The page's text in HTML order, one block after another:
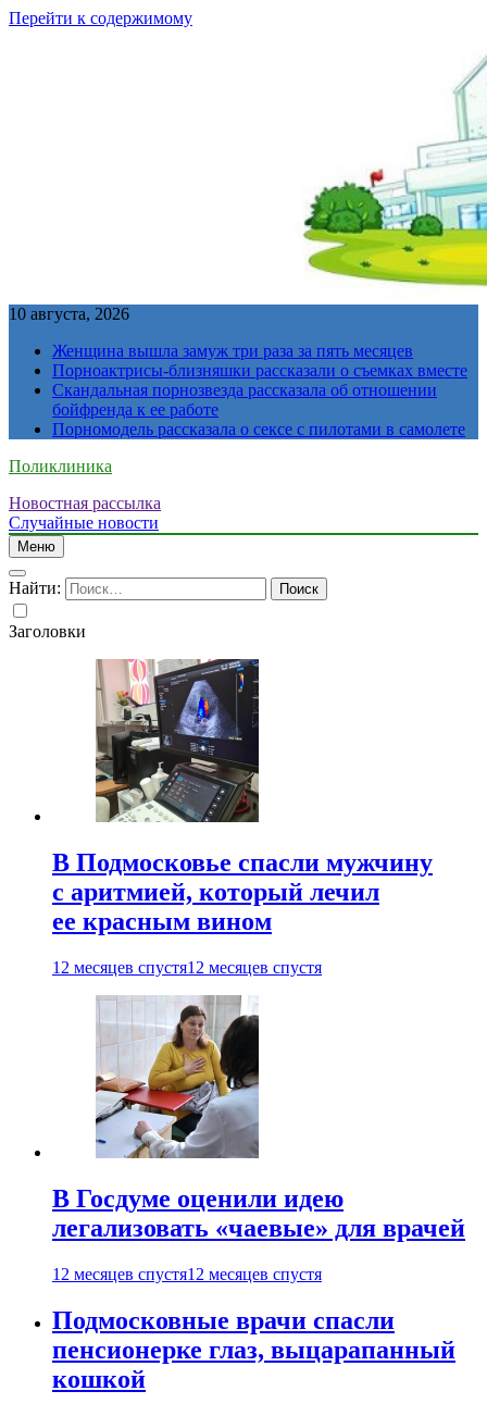
Перейти к содержимому
10 августа, 2026
Женщина вышла замуж три раза за пять месяцев
Порноактрисы-близняшки рассказали о съемках вместе
Скандальная порнозвезда рассказала об отношении
бойфренда к ее работе
Порномодель рассказала о сексе с пилотами в самолете
Поликлиника
Новостная рассылка
Случайные новости
Меню
Найти:
Заголовки
В Подмосковье спасли мужчину
с аритмией, который лечил
ее красным вином
12 месяцев спустя12 месяцев спустя
В Госдуме оценили идею
легализовать «чаевые» для врачей
12 месяцев спустя12 месяцев спустя
Подмосковные врачи спасли
пенсионерке глаз, выцарапанный
кошкой